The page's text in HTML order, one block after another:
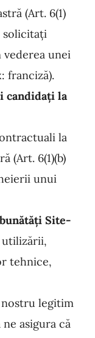
(Art. 6(1)
solicitați
unei
franciză).
candidați la
la
(Art. 6(1)(b)
unui
Site-
utilizării,
tehnice,
legitim
ne asigura că